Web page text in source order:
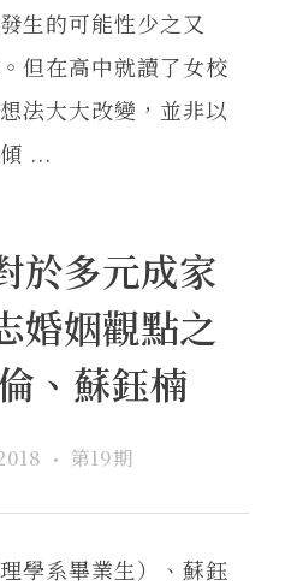
生的可能性少之又
但在高中就讀了女校
法大大改變，並非以
...
於多元成家
婚姻觀點之
、蘇鈺楠
第19期
學系畢業生）、蘇鈺